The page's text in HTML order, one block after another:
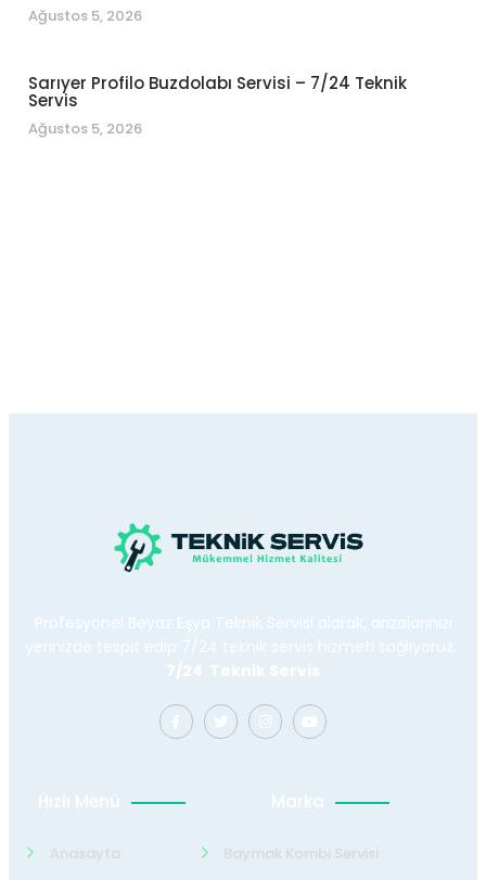
Ağustos 5, 2026
Sarıyer Profilo Buzdolabı Servisi – 7/24 Teknik
Servis
Ağustos 5, 2026
Profesyonel Beyaz Eşya Teknik Servisi olarak, arızalarınızı
yerinizde tespit edip 7/24 teknik servis hizmeti sağlıyoruz.
7/24 Teknik Servis
Hızlı Menü
Anasayfa
Marka
Baymak Kombi Servisi